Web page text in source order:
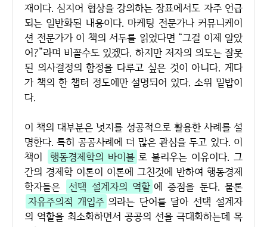
재이다. 심지어 협상을 강의하는 장표에서도 자주 언급
되는 일반화된 내용이다. 마케팅 전문가나 커뮤니케이
션 전문가가 이 책의 서두를 읽었다면 “그걸 이제 알았
어?”라며 비꼴수도 있겠다. 하지만 저자의 의도는 잘못
된 의사결정의 함정을 다루고 싶은 것이 아니다. 게다
가 책의 한 챕터 정도에만 설명되어 있다. 소위 밑밥이
다.
이 책의 대부분은 넛지를 성공적으로 활용한 사례를 설
명한다. 특히 공공사례에 더 많은 관심을 두고 있다. 이
책이
행동경제학의 바이블 로 불리우는 이유이다. 그
간의 경제학 이론이 이론에 그친것에 반하여 행동경제
학자들은
선택 설계자의 역할 에 중점을 둔다. 물론
자유주의적 개입주 의라는 단어를 달아 선택 설계자
의 역할을 최소화하면서 공공의 선을 극대화하는데 목